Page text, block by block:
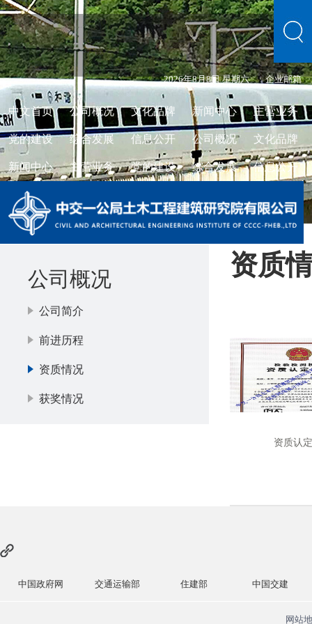
2026年8月8日 星期六 企业邮箱
中文首页 公司概况 文化品牌 新闻中心 主营业务
党的建设 综合发展 信息公开 公司概况 文化品牌
新闻中心 主营业务 党的建设 综合发展 信息公开
公司概况
公司简介
前进历程
资质情况
获奖情况
资质
资质认
中国政府网 交通运输部 住建部 中国交建
网站